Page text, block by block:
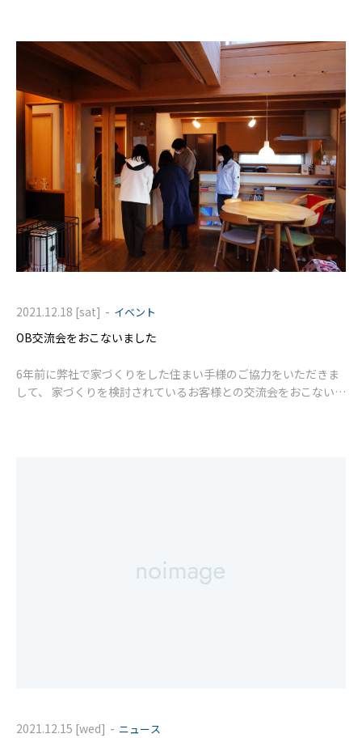
OB交流会をおこないました
2021.12.18 [sat] - イベント
6年前に弊社で家づくりをした住まい手様のご協力をいただきま
して、 家づくりを検討されているお客様との交流会をおこないま
2021.12.15 [wed] - ニュース